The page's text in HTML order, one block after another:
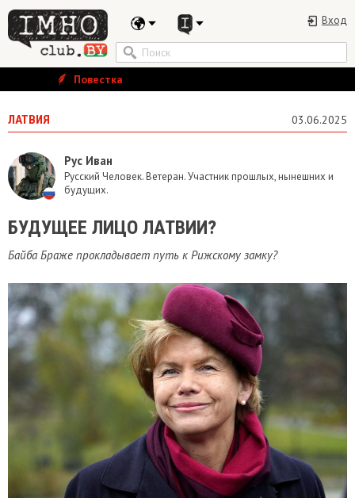
Вход
Повестка
ЛАТВИЯ 03.06.2025
Рус Иван
Русский Человек. Ветеран. Участник прошлых, нынешних и
будущих.
БУДУЩЕЕ ЛИЦО ЛАТВИИ?
Байба Браже прокладывает путь к Рижскому замку?